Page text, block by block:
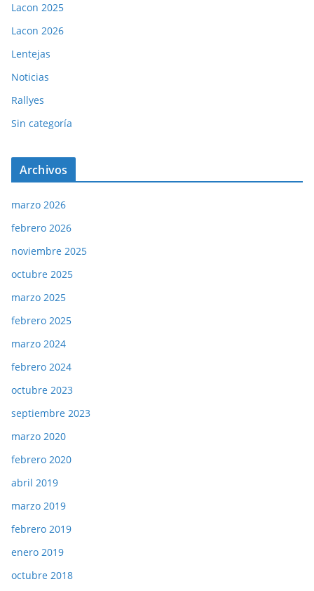
Lacon 2025
Lacon 2026
Lentejas
Noticias
Rallyes
Sin categoría
Archivos
marzo 2026
febrero 2026
noviembre 2025
octubre 2025
marzo 2025
febrero 2025
marzo 2024
febrero 2024
octubre 2023
septiembre 2023
marzo 2020
febrero 2020
abril 2019
marzo 2019
febrero 2019
enero 2019
octubre 2018